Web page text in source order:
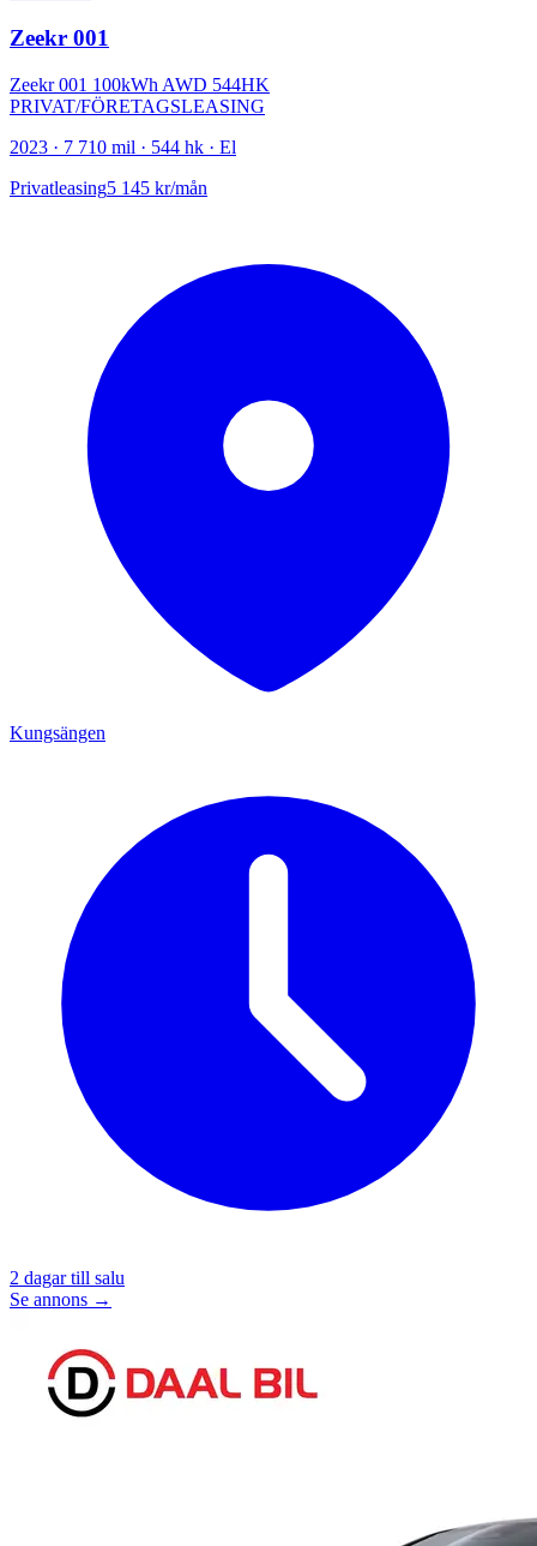
Zeekr 001
Zeekr 001 100kWh AWD 544HK
PRIVAT/FÖRETAGSLEASING
2023 · 7 710 mil · 544 hk · El
Privatleasing5 145 kr/mån
Kungsängen
2 dagar till salu
Se annons →